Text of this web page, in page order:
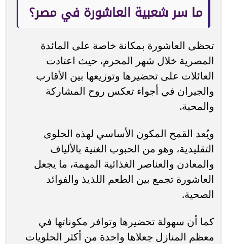
ما سر شعبية العاشورة في مصر؟
تحظى العاشورة بمكانة خاصة على المائدة
المصرية خلال شهر المحرم، حيث اعتادت
العائلات على تحضيرها وتوزيعها بين الأقارب
والجيران في أجواء تعكس روح المشاركة
والمحبة.
ويُعد القمح المكون الأساسي لهذه الحلوى
التقليدية، وهو من الحبوب الغنية بالألياف
والمعادن والعناصر الغذائية المهمة، ما يجعل
العاشورة تجمع بين الطعم اللذيذ والفوائد
الصحية.
كما أن سهولة تحضيرها وتوافر مكوناتها في
معظم المنازل جعلاها واحدة من أكثر الحلويات